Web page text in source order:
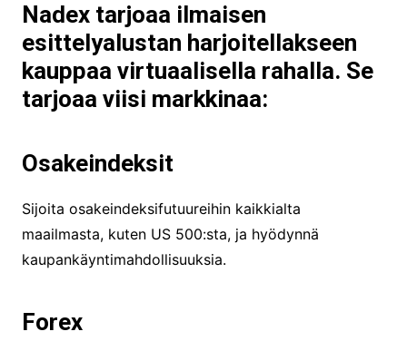
Nadex tarjoaa ilmaisen
esittelyalustan harjoitellakseen
kauppaa virtuaalisella rahalla. Se
tarjoaa viisi markkinaa:
Osakeindeksit
Sijoita osakeindeksifutuureihin kaikkialta
maailmasta, kuten US 500:sta, ja hyödynnä
kaupankäyntimahdollisuuksia.
Forex